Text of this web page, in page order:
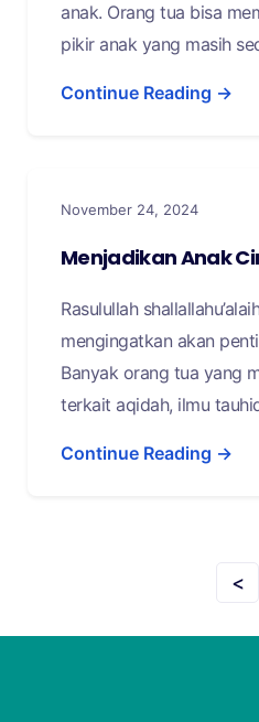
anak. Orang tua bisa
pikir anak yang masih
Continue Reading →
November 24, 2024
Menjadikan Anak
Rasulullah
mengingatkan akan
Banyak orang tua yang
terkait aqidah, ilmu
Continue Reading →
<